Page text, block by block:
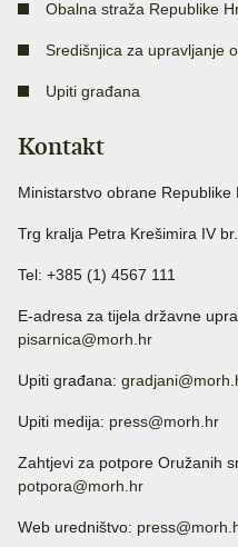
Obalna straža Republike
Središnjica za upravljanje
Upiti građana
Kontakt
Ministarstvo obrane Republike
Trg kralja Petra Krešimira IV
Tel: +385 (1) 4567 111
E-adresa za tijela državne
pisarnica@morh.hr
Upiti građana:
Upiti medija: press@morh.hr
Zahtjevi za potpore Oružanih
potpora@morh.hr
Web uredništvo: